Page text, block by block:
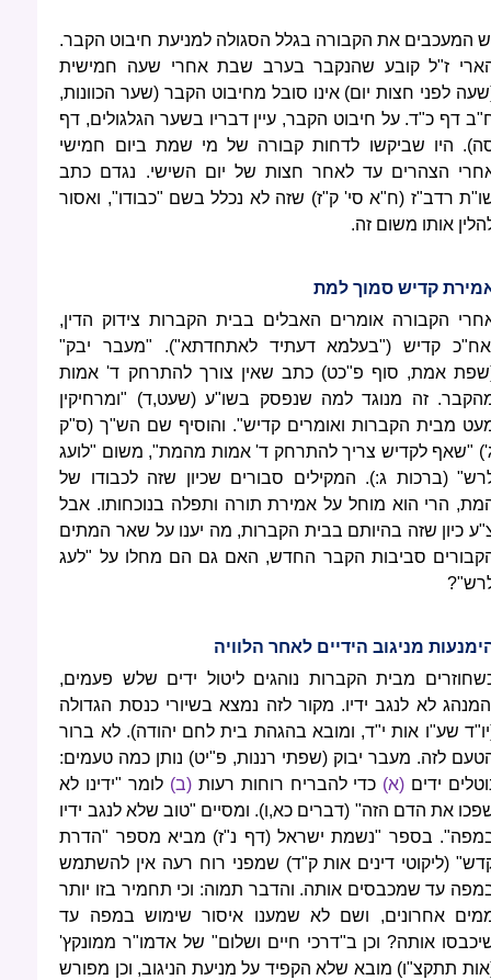
המעכבים את הקבורה בגלל הסגולה למניעת חיבוט הקבר.
ז"ל קובע שהנקבר בערב שבת אחרי שעה חמישית
לפני חצות יום) אינו סובל מחיבוט הקבר (שער הכוונות,
דף כ"ד. על חיבוט הקבר, עיין דבריו בשער הגלגולים, דף
היו שביקשו לדחות קבורה של מי שמת ביום חמישי
הצהרים עד לאחר חצות של יום השישי. נגדם כתב
רדב"ז (ח"א סי' ק"ז) שזה לא נכלל בשם "כבודו", ואסור
אותו משום זה.
קדיש סמוך למת
הקבורה אומרים האבלים בבית הקברות צידוק הדין,
קדיש ("בעלמא דעתיד לאתחדתא"). "מעבר יבק"
אמת, סוף פ"כט) כתב שאין צורך להתרחק ד' אמות
זה מנוגד למה שנפסק בשו"ע (שעט,ד) "ומרחיקין
מבית הקברות ואומרים קדיש". והוסיף שם הש"ך (ס"ק
"שאף לקדיש צריך להתרחק ד' אמות מהמת", משום "לועג
(ברכות ג:). המקילים סבורים שכיון שזה לכבודו של
הרי הוא מוחל על אמירת תורה ותפלה בנוכחותו. אבל
כיון שזה בהיותם בבית הקברות, מה יענו על שאר המתים
סביבות הקבר החדש, האם גם הם מחלו על "לעג
מניגוב הידיים לאחר הלוויה
מבית הקברות נוהגים ליטול ידים שלש פעמים,
לא לנגב ידיו. מקור לזה נמצא בשיורי כנסת הגדולה
שע"ו אות י"ד, ומובא בהגהת בית לחם יהודה). לא ברור
לזה. מעבר יבוק (שפתי רננות, פ"יט) נותן כמה טעמים:
ידים (א) כדי להבריח רוחות רעות(ב) לומר "ידינו לא
את הדם הזה" (דברים כא,ו). ומסיים "טוב שלא לנגב ידיו
בספר "נשמת ישראל (דף נ"ז) מביא מספר "הדרת
(ליקוטי דינים אות ק"ד) שמפני רוח רעה אין להשתמש
עד שמכבסים אותה. והדבר תמוה: וכי תחמיר בזו יותר
אחרונים, ושם לא שמענו איסור שימוש במפה עד
אותה? וכן ב"דרכי חיים ושלום" של אדמו"ר ממונקץ'
תתקצ"ו) מובא שלא הקפיד על מניעת הניגוב, וכן מפורש